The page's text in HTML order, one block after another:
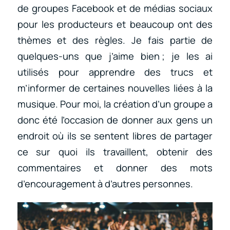
de groupes Facebook et de médias sociaux
pour les producteurs et beaucoup ont des
thèmes et des règles. Je fais partie de
quelques-uns que j’aime bien ; je les ai
utilisés pour apprendre des trucs et
m’informer de certaines nouvelles liées à la
musique. Pour moi, la création d’un groupe a
donc été l’occasion de donner aux gens un
endroit où ils se sentent libres de partager
ce sur quoi ils travaillent, obtenir des
commentaires et donner des mots
d’encouragement à d’autres personnes.